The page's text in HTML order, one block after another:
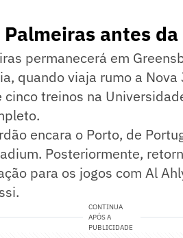
Palmeiras antes
permanecerá em
quando viaja rumo a
treinos na
encara o Porto, de
Posteriormente,
para os jogos com Al
CONTINUA
APÓS A
PUBLICIDADE